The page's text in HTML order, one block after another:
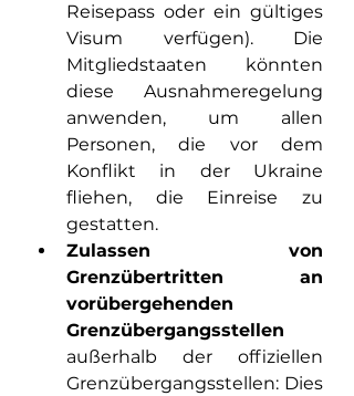
Reisepass oder ein gültiges
Visum verfügen). Die
Mitgliedstaaten könnten
diese Ausnahmeregelung
anwenden, um allen
Personen, die vor dem
Konflikt in der Ukraine
fliehen, die Einreise zu
gestatten.
Zulassen von
Grenzübertritten an
vorübergehenden
Grenzübergangsstellen
außerhalb der offiziellen
Grenzübergangsstellen: Dies